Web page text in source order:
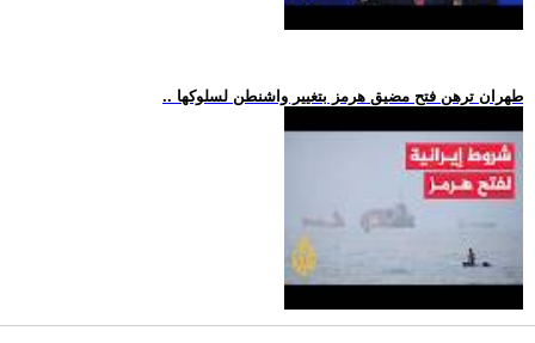
.. طهران ترهن فتح مضيق هرمز بتغيير واشنطن لسلوكها